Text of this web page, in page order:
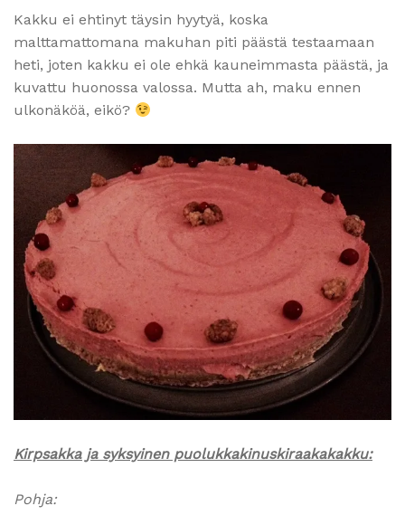
Kakku ei ehtinyt täysin hyytyä, koska
malttamattomana makuhan piti päästä testaamaan
heti, joten kakku ei ole ehkä kauneimmasta päästä, ja
kuvattu huonossa valossa. Mutta ah, maku ennen
ulkonäköä, eikö?
Kirpsakka ja syksyinen puolukkakinuskiraakakakku:
Pohja: